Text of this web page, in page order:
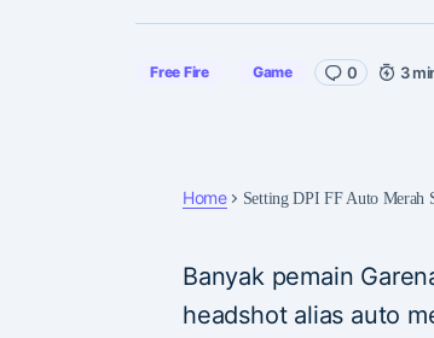
Free Fire Game 0 3
Home Setting DPI FF Auto Merah
Banyak pemain
headshot alias auto